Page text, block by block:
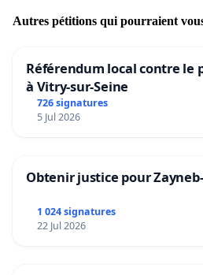
Autres pétitions qui pourraient
Référendum local contre
à Vitry-sur-Seine
726 signatures
5 Jul 2026
Obtenir justice pour
1 024 signatures
22 Jul 2026